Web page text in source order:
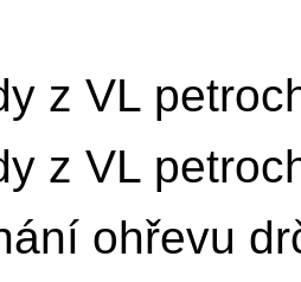
z VL
z VL
ohřevu